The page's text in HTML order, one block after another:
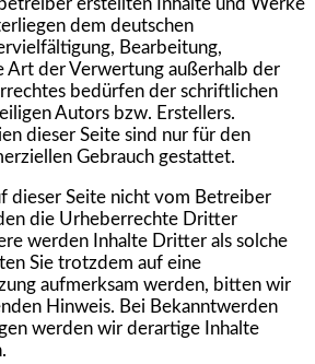
erstellten Inhalte und Werke
dem deutschen
Bearbeitung,
Art der Verwertung außerhalb der
bedürfen der schriftlichen
Autors bzw. Erstellers.
dieser Seite sind nur für den
Gebrauch gestattet.
dieser Seite nicht vom Betreiber
die Urheberrechte Dritter
werden Inhalte Dritter als solche
Sie trotzdem auf eine
aufmerksam werden, bitten wir
Hinweis. Bei Bekanntwerden
werden wir derartige Inhalte